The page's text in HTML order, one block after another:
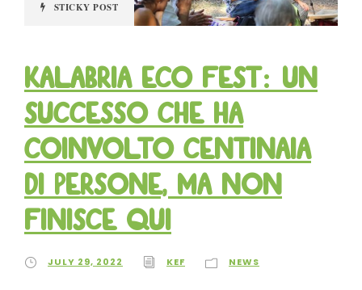
STICKY POST
Kalabria Eco Fest: un
successo che ha
coinvolto centinaia
di persone, ma non
finisce qui
JULY 29, 2022 KEF NEWS